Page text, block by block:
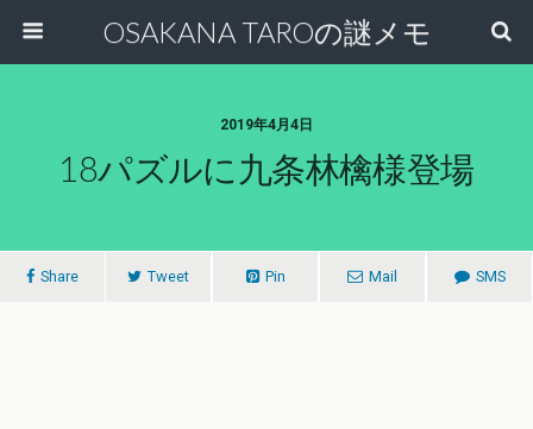
OSAKANA TAROの謎メモ
2019年4月4日
18パズルに九条林檎様登場
Share Tweet Pin Mail SMS